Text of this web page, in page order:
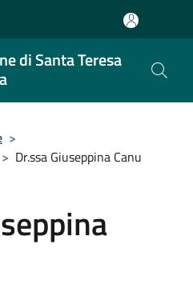
di Santa Teresa
>
> Dr.ssa Giuseppina Canu